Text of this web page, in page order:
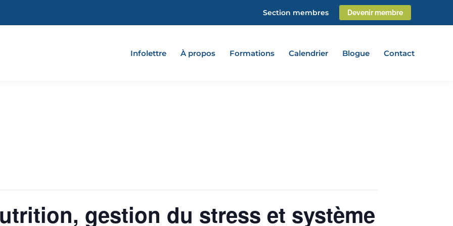
Section membres Devenir membre
Infolettre À propos Formations Calendrier Blogue Contact
gestion du stress et système